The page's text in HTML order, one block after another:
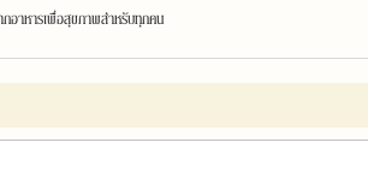
อาหารเพื่อสุขภาพสำหรับทุกคน